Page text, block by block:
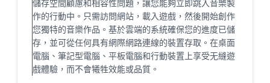
儲存空間顧慮和相容性問題，讓您能夠立即跳入音樂製
作的行動中。只需訪問網站，載入遊戲，然後開始創作
您獨特的音樂作品。基於雲端的系統確保您的進度已儲
存，並可從任何具有網際網路連線的裝置存取。在桌面
電腦、筆記型電腦、平板電腦和行動裝置上享受无縫遊
戲體驗，而不會犧牲效能或品質。